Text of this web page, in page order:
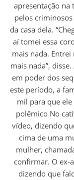
apresentação na
pelos
da casa dela.
aí tomei essa
mais nada.
mais nada”,
em poder dos
este período, a
mil para que
polêmico No
vídeo, dizendo
cima de uma
mulher,
confirmar. O ex-
dizendo que